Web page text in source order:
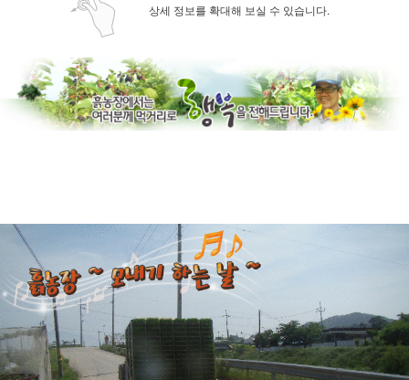
상세 정보를 확대해 보실 수 있습니다.